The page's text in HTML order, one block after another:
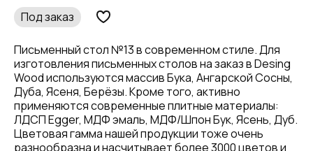
Под заказ
Письменный стол №13 в современном стиле. Для
изготовления письменных столов на заказ в Desing
Wood используются массив Бука, Ангарской Сосны,
Дуба, Ясеня, Берёзы. Кроме того, активно
применяются современные плитные материалы:
ЛДСП Egger, МДФ эмаль, МДФ/Шпон Бук, Ясень, Дуб.
Цветовая гамма нашей продукции тоже очень
разнообразна и насчитывает более 3000 цветов и